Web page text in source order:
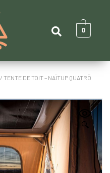
0
/ TENTE DE TOIT – NAÏTUP QUATRÖ
🔍